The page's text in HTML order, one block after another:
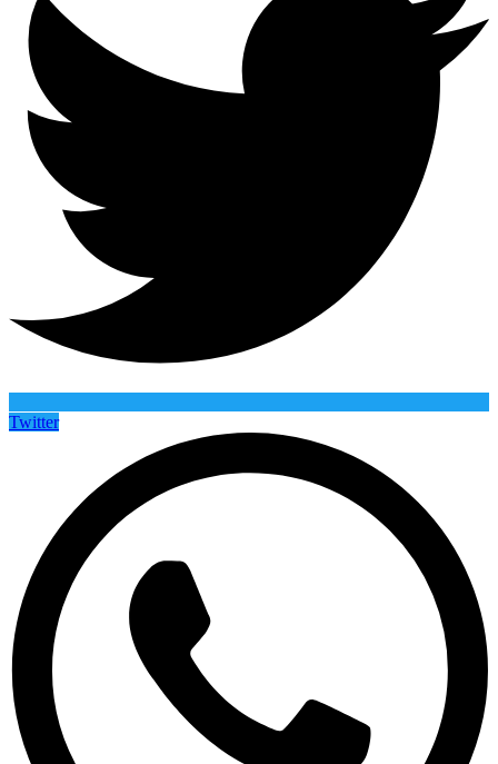
Twitter